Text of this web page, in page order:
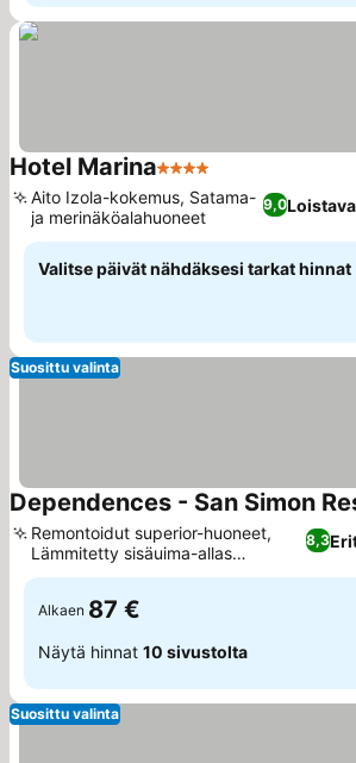
Hotel Marina4 Tähtiluokitus
9,0Loistava
Aito Izola-kokemus, Satama-
ja merinäköalahuoneet
Valitse päivät nähdäksesi tarkat hinnat
Suosittu valinta
Dependences - San Simon
8,3
Remontoidut superior-huoneet,
Lämmitetty sisäuima-allas
merivedellä
Alkaen 87 €
Näytä hinnat 10 sivustolta
Suosittu valinta